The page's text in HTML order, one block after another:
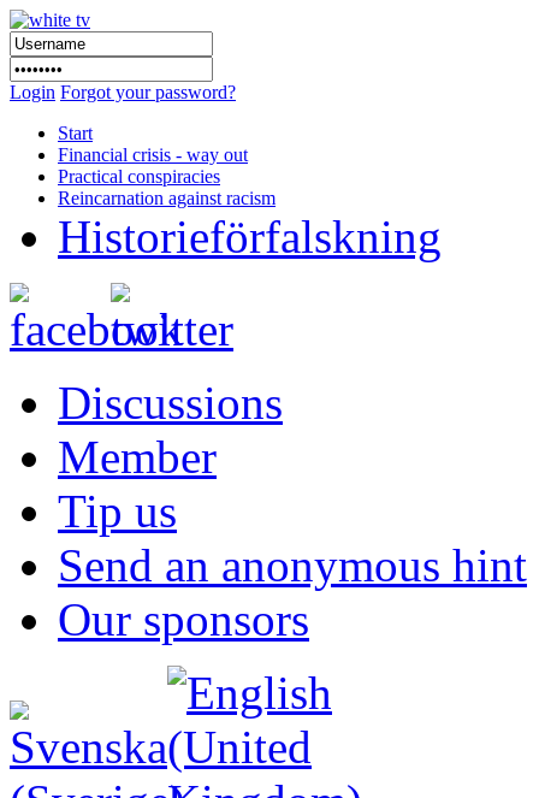
Login Forgot your password?
Start
Financial crisis - way out
Practical conspiracies
Reincarnation against racism
Historieförfalskning
Discussions
Member
Tip us
Send an anonymous hint
Our sponsors